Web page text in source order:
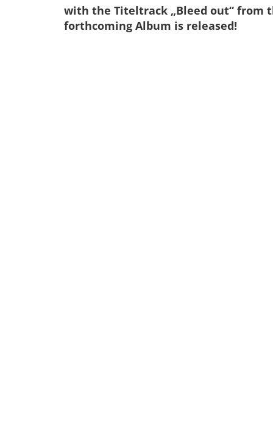
with the Titeltrack „Bleed out“ from
forthcoming Album is released!